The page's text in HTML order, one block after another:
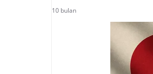
10 bulan